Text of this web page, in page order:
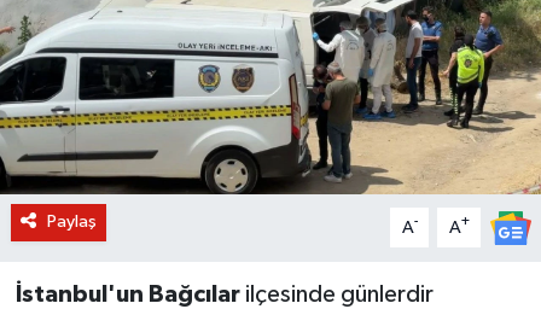
Paylaş A- A+
İstanbul'un Bağcılarilçesinde günlerdir